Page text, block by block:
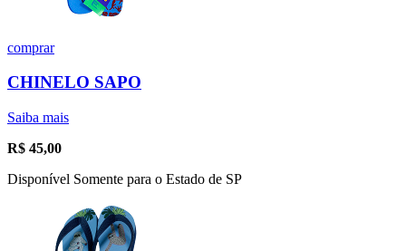
comprar
CHINELO SAPO
Saiba mais
R$ 45,00
Disponível Somente para o Estado de SP